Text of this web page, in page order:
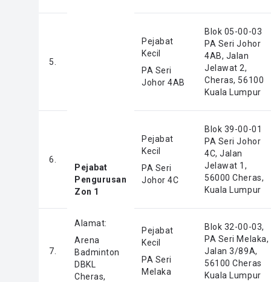
Pejabat
Pengurusan
Zon 1
Alamat:
Arena
Badminton
DBKL
Cheras,
5.
Pejabat
Kecil
PA Seri
Johor 4AB
Blok 05-00-03
PA Seri Johor
4AB, Jalan
Jelawat 2,
Cheras, 56100
Kuala Lumpur
6.
Pejabat
Kecil
PA Seri
Johor 4C
Blok 39-00-01
PA Seri Johor
4C, Jalan
Jelawat 1,
56000 Cheras,
Kuala Lumpur
7.
Pejabat
Kecil
PA Seri
Melaka
Blok 32-00-03,
PA Seri Melaka,
Jalan 3/89A,
56100 Cheras
Kuala Lumpur